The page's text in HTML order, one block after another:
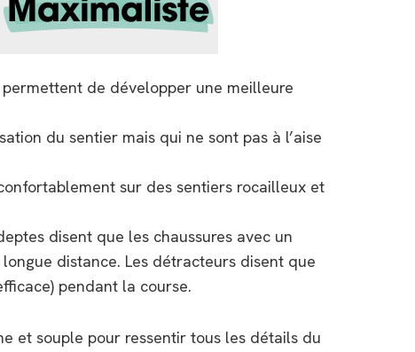
permettent de développer une meilleure
du sentier mais qui ne sont pas à l’aise
sur des sentiers rocailleux et
disent que les chaussures avec un
distance. Les détracteurs disent que
pendant la course.
et souple pour ressentir tous les détails du